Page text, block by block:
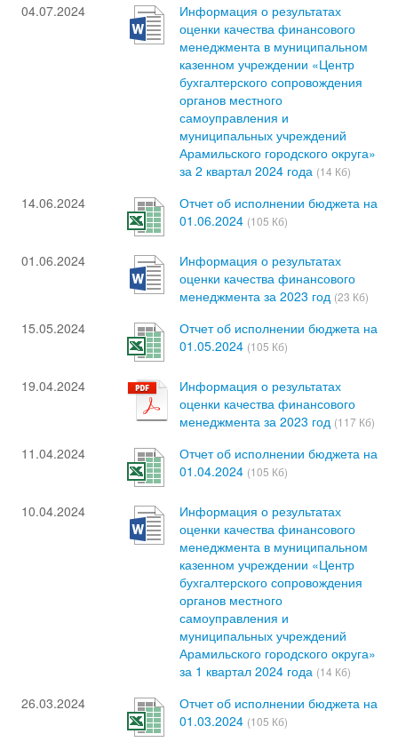
04.07.2024
Информация о результатах
оценки качества финансового
менеджмента в муниципальном
казенном учреждении «Центр
бухгалтерского сопровождения
органов местного
самоуправления и
муниципальных учреждений
Арамильского городского округа»
за 2 квартал 2024 года (14 Кб)
14.06.2024
Отчет об исполнении бюджета на
01.06.2024 (105 Кб)
01.06.2024
Информация о результатах
оценки качества финансового
менеджмента за 2023 год (23 Кб)
15.05.2024
Отчет об исполнении бюджета на
01.05.2024 (105 Кб)
19.04.2024
Информация о результатах
оценки качества финансового
менеджмента за 2023 год (117 Кб)
11.04.2024
Отчет об исполнении бюджета на
01.04.2024 (105 Кб)
10.04.2024
Информация о результатах
оценки качества финансового
менеджмента в муниципальном
казенном учреждении «Центр
бухгалтерского сопровождения
органов местного
самоуправления и
муниципальных учреждений
Арамильского городского округа»
за 1 квартал 2024 года (14 Кб)
26.03.2024
Отчет об исполнении бюджета на
01.03.2024 (105 Кб)